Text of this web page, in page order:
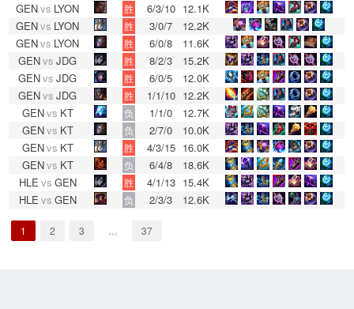
GENvs LYON 胜 6/3/10 12.1K
GENvs LYON 胜 3/0/7
12.2K
GENvs LYON 胜 6/0/8
11.6K
GENvs JDG 胜 8/2/3
15.2K
GENvs JDG 胜 6/0/5
12.0K
GENvs JDG 胜 1/1/10 12.2K
GENvs KT 负 1/1/0
12.7K
GENvs KT 负 2/7/0
10.0K
GENvs KT 胜 4/3/15 16.0K
GENvs KT 负 6/4/8
18.6K
HLE vs GEN 胜 4/1/13 15.4K
HLE vs GEN 负 2/3/3 12.6K
1 2 3 37